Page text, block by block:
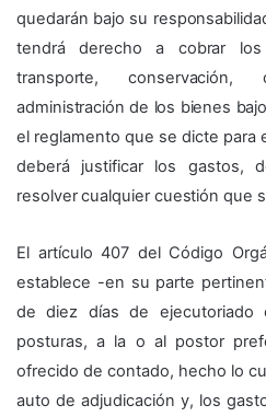
quedarán bajo su
tendrá derecho a cobrar
transporte,
administración de los bienes
el reglamento que se dicte para
deberá justificar los gastos,
resolver cualquier cuestión que
El artículo 407 del Código
establece -en su parte
de diez días de ejecutoriado
posturas, a la o al postor
ofrecido de contado, hecho lo
auto de adjudicación y, los